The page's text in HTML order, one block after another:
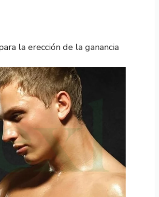
la erección de la ganancia